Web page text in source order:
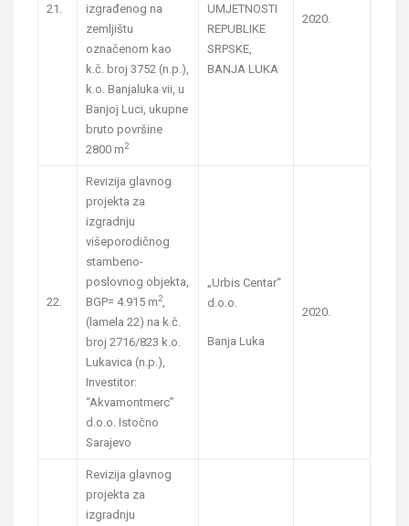
21.
izgrađenog na
zemljištu
označenom kao
k.č. broj 3752 (n.p.),
k.o. Banjaluka vii, u
Banjoj Luci, ukupne
bruto površine
2800 m2
UMJETNOSTI
REPUBLIKE
SRPSKE,
BANJA LUKA
2020.
22.
Revizija glavnog
projekta za
izgradnju
višeporodičnog
stambeno-
poslovnog objekta,
BGP= 4.915 m2,
(lamela 22) na k.č.
broj 2716/823 k.o.
Lukavica (n.p.),
Investitor:
“Akvamontmerc”
d.o.o. Istočno
Sarajevo
„Urbis Centar“
d.o.o.
Banja Luka
2020.
Revizija glavnog
projekta za
izgradnju